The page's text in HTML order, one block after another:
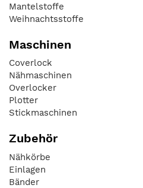
Mantelstoffe
Weihnachtsstoffe
Maschinen
Coverlock
Nähmaschinen
Overlocker
Plotter
Stickmaschinen
Zubehör
Nähkörbe
Einlagen
Bänder